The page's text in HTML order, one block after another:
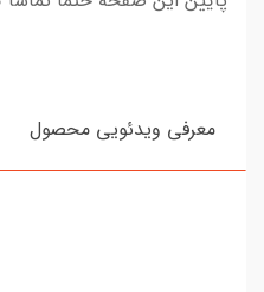
معرفی ویدئویی محصول